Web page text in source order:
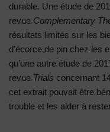
durable. Une étude de
revue Complementary
résultats limités sur les
d’écorce de pin chez les
qu’une autre étude de
revue Trials concernant
cet extrait pouvait être
trouble et les aider à